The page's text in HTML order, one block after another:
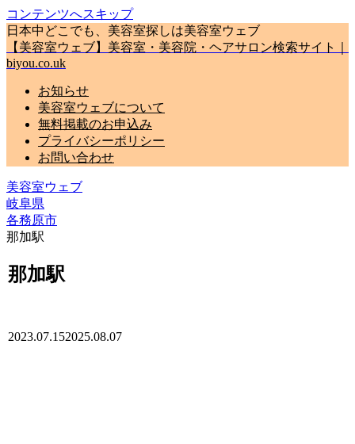
コンテンツへスキップ
日本中どこでも、美容室探しは美容室ウェブ
【美容室ウェブ】美容室・美容院・ヘアサロン検索サイト｜
biyou.co.uk
お知らせ
美容室ウェブについて
無料掲載のお申込み
プライバシーポリシー
お問い合わせ
美容室ウェブ
岐阜県
各務原市
那加駅
那加駅
2023.07.152025.08.07